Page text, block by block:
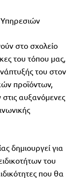
Υπηρεσιών
στο σχολείο
του τόπου μας,
του στον
προϊόντων,
στις αυξανόμενες
δημιουργεί για
του
που θα